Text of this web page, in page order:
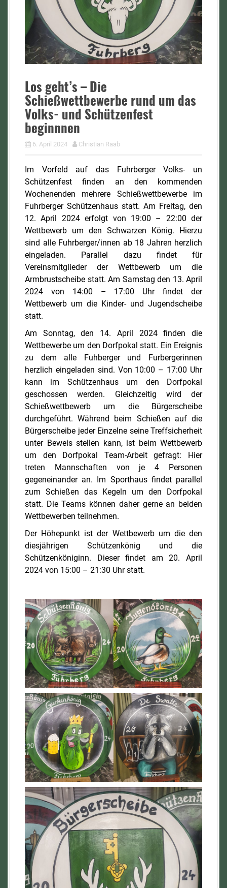
Los geht’s – Die
Schießwettbewerbe rund um das
Volks- und Schützenfest
beginnnen
6. April 2024 Christian Raab
Im Vorfeld auf das Fuhrberger Volks- un
Schützenfest finden an den kommenden
Wochenenden mehrere Schießwettbewerbe im
Fuhrberger Schützenhaus statt. Am Freitag, den
12. April 2024 erfolgt von 19:00 – 22:00 der
Wettbewerb um den Schwarzen König. Hierzu
sind alle Fuhrberger/innen ab 18 Jahren herzlich
eingeladen. Parallel dazu findet für
Vereinsmitglieder der Wettbewerb um die
Armbrustscheibe statt. Am Samstag den 13. April
2024 von 14:00 – 17:00 Uhr findet der
Wettbewerb um die Kinder- und Jugendscheibe
statt.
Am Sonntag, den 14. April 2024 finden die
Wettbewerbe um den Dorfpokal statt. Ein Ereignis
zu dem alle Fuhberger und Furbergerinnen
herzlich eingeladen sind. Von 10:00 – 17:00 Uhr
kann im Schützenhaus um den Dorfpokal
geschossen werden. Gleichzeitig wird der
Schießwettbewerb um die Bürgerscheibe
durchgeführt. Während beim Schießen auf die
Bürgerscheibe jeder Einzelne seine Treffsicherheit
unter Beweis stellen kann, ist beim Wettbewerb
um den Dorfpokal Team-Arbeit gefragt: Hier
treten Mannschaften von je 4 Personen
gegeneinander an. Im Sporthaus findet parallel
zum Schießen das Kegeln um den Dorfpokal
statt. Die Teams können daher gerne an beiden
Wettbewerben teilnehmen.
Der Höhepunkt ist der Wettbewerb um die den
diesjährigen Schützenkönig und die
Schützenköniginn. Dieser findet am 20. April
2024 von 15:00 – 21:30 Uhr statt.